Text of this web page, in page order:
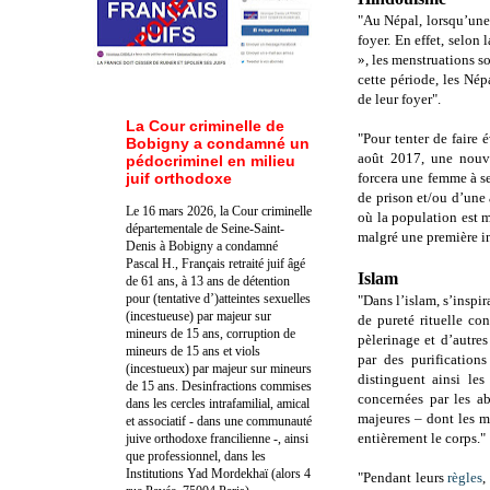
"Au Népal,
foyer. En effet, selon
», les menstruations
cette période, les
de leur foyer".
"Pour tenter de faire
août 2017, une
forcera une femme à
de prison et/ou
où la population est
malgré une première
Islam
"Dans l’islam,
de pureté rituelle
pèlerinage et
par des
distinguent ainsi les
concernées par les
majeures – dont les
entièrement le corps."
"Pendant leursrègles,
La Cour criminelle de
Bobigny a condamné un
pédocriminel en milieu
juif orthodoxe
Le 16 mars 2026, la Cour criminelle
départementale de Seine-Saint-
Denis à Bobigny a condamné
Pascal H., Français retraité juif âgé
de 61 ans, à 13 ans de détention
pour (tentative d’)atteintes sexuelles
(incestueuse) par majeur sur
mineurs de 15 ans, corruption de
mineurs de 15 ans et viols
(incestueux) par majeur sur mineurs
de 15 ans. Desinfractions commises
dans les cercles intrafamilial, amical
et associatif - dans une communauté
juive orthodoxe francilienne -, ainsi
que professionnel, dans les
Institutions Yad Mordekhaï (alors 4